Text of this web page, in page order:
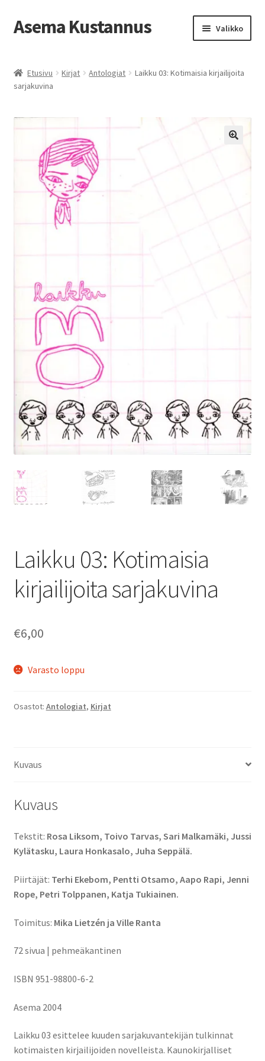
Siirry
navigointiin
Siirry
sisältöön
Asema Kustannus Valikko
Kauppa
Toimitusehdot
Oma tili
Ostoskori
Etusivu Kirjat Antologiat
Laikku 03: Kotimaisia kirjailijoita
sarjakuvina
Laikku 03: Kotimaisia
kirjailijoita sarjakuvina
€6,00
Varasto loppu
Osastot: Antologiat, Kirjat
Kuvaus
Kuvaus
Tekstit: Rosa Liksom, Toivo Tarvas, Sari Malkamäki, Jussi
Kylätasku, Laura Honkasalo, Juha Seppälä.
Piirtäjät: Terhi Ekebom, Pentti Otsamo, Aapo Rapi, Jenni
Rope, Petri Tolppanen, Katja Tukiainen.
Toimitus: Mika Lietzén ja Ville Ranta
72 sivua | pehmeäkantinen
ISBN 951-98800-6-2
Asema 2004
Laikku 03 esittelee kuuden sarjakuvantekijän tulkinnat
kotimaisten kirjailijoiden novelleista. Kaunokirjalliset